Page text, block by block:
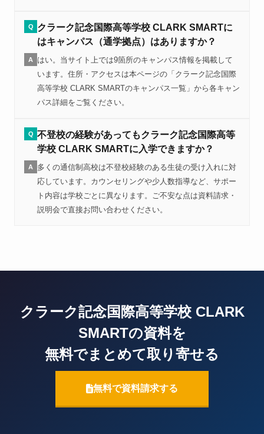
Q
クラーク記念国際高等学校 CLARK SMARTに
はキャンパス（通学拠点）はありますか？
A
はい。当サイト上では9箇所のキャンパス情報を掲載して
います。住所・アクセスは本ページの「クラーク記念国際
高等学校 CLARK SMARTのキャンパス一覧」から各キャン
パス詳細をご覧ください。
Q 不登校の経験があってもクラーク記念国際高等
学校 CLARK SMARTに入学できますか？
A
多くの通信制高校は不登校経験のある生徒の受け入れに対
応しています。カウンセリングや少人数指導など、サポー
ト内容は学校ごとに異なります。ご不安な点は資料請求・
説明会で直接お問い合わせください。
クラーク記念国際高等学校 CLARK
SMARTの資料を
無料でまとめて取り寄せる
無料で資料請求する